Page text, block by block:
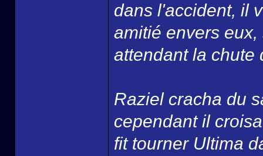
dans l'accident, il
amitié envers
attendant la chute
Raziel cracha du
cependant il
fit tourner Ultima